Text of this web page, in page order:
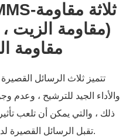
(مقاومة الزيت
مقاومة
تتميز ثلاث الرسائل القصيرة
والأداء الجيد للترشيح ، وعدم
ذلك ، والتي يمكن أن تلعب
تقبل الرسائل القصيرة لدينا أيضًا العلاج المضاد للساكنة.